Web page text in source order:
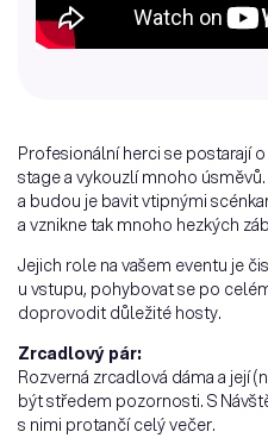
Profesionální herci se postarají
stage a vykouzlí mnoho
a budou je bavit vtipnými
a vznikne tak mnoho hezkých
Jejich role na vašem eventu je
u vstupu, pohybovat se po
doprovodit důležité hosty.
Zrcadlový pár:
Rozverná zrcadlová dáma a její
být středem pozornosti. S
s nimi protančí celý večer.